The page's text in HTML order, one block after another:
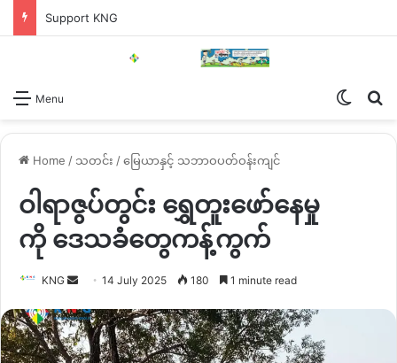
Support KNG
Menu
Home / သတင်း /မြေယာနှင့် သဘာဝပတ်ဝန်းကျင်
ဝါရာဇွပ်တွင်း ရွှေတူးဖော်နေမှု
ကို ဒေသခံတွေကန့်ကွက်
KNG
Send
email
14 July 2025 180 1 minute read